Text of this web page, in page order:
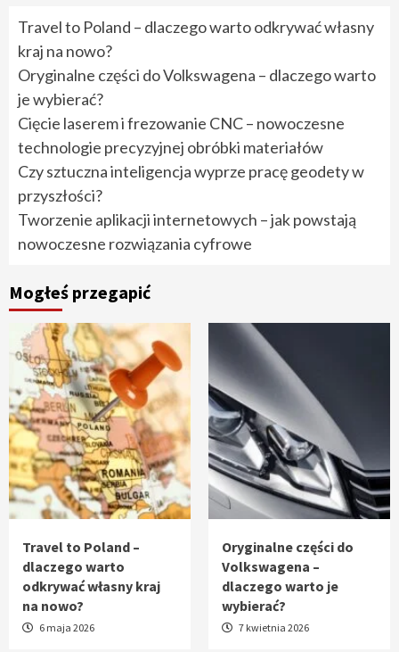
Travel to Poland – dlaczego warto odkrywać własny
kraj na nowo?
Oryginalne części do Volkswagena – dlaczego warto
je wybierać?
Cięcie laserem i frezowanie CNC – nowoczesne
technologie precyzyjnej obróbki materiałów
Czy sztuczna inteligencja wyprze pracę geodety w
przyszłości?
Tworzenie aplikacji internetowych – jak powstają
nowoczesne rozwiązania cyfrowe
Mogłeś przegapić
Travel to Poland –
dlaczego warto
odkrywać własny kraj
na nowo?
6 maja 2026
Oryginalne części do
Volkswagena –
dlaczego warto je
wybierać?
7 kwietnia 2026